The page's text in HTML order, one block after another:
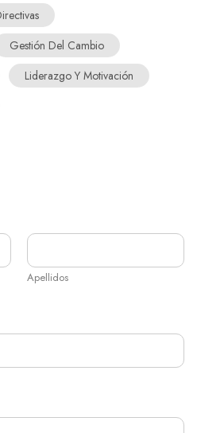
Gestión Del Cambio
Liderazgo Y Motivación
Apellidos